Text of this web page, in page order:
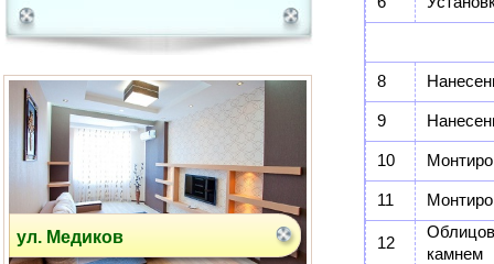
ул. Медиков
ул. Белореченская
8
9
10
11
12
камнем